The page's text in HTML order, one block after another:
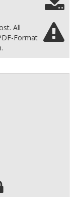
All
Format